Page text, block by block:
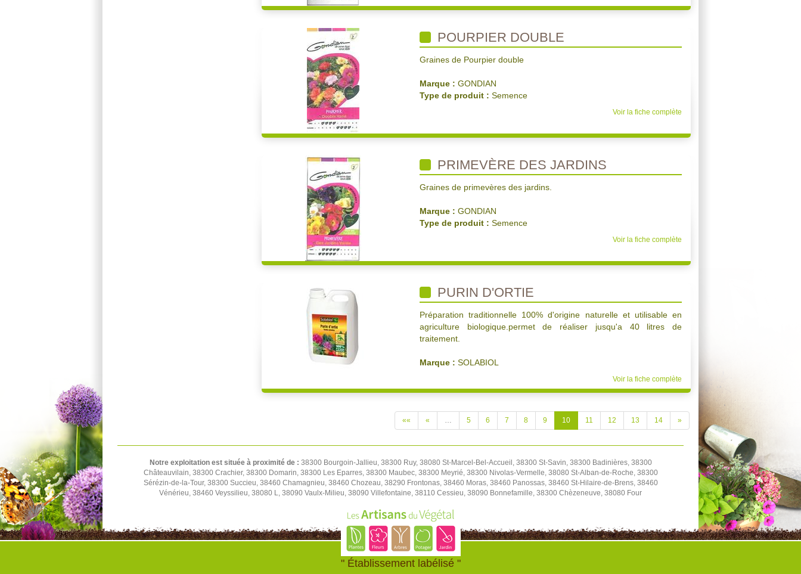
POURPIER DOUBLE
Graines de Pourpier double
Marque : GONDIAN
Type de produit : Semence
Voir la fiche complète
PRIMEVÈRE DES JARDINS
Graines de primevères des jardins.
Marque : GONDIAN
Type de produit : Semence
Voir la fiche complète
PURIN D'ORTIE
Préparation traditionnelle 100% d'origine naturelle et utilisable en
agriculture biologique.permet de réaliser jusqu'a 40 litres de
traitement.
Marque : SOLABIOL
Voir la fiche complète
«« « … 5 6 7 8 9 10 11 12 13 14 »
Notre exploitation est située à proximité de : 38300 Bourgoin-Jallieu, 38300 Ruy, 38080 St-Marcel-Bel-Accueil, 38300 St-Savin, 38300 Badinières, 38300
Châteauvilain, 38300 Crachier, 38300 Domarin, 38300 Les Eparres, 38300 Maubec, 38300 Meyrié, 38300 Nivolas-Vermelle, 38080 St-Alban-de-Roche, 38300
Sérézin-de-la-Tour, 38300 Succieu, 38460 Chamagnieu, 38460 Chozeau, 38290 Frontonas, 38460 Moras, 38460 Panossas, 38460 St-Hilaire-de-Brens, 38460
Vénérieu, 38460 Veyssilieu, 38080 L, 38090 Vaulx-Milieu, 38090 Villefontaine, 38110 Cessieu, 38090 Bonnefamille, 38300 Chèzeneuve, 38080 Four
" Établissement labélisé "